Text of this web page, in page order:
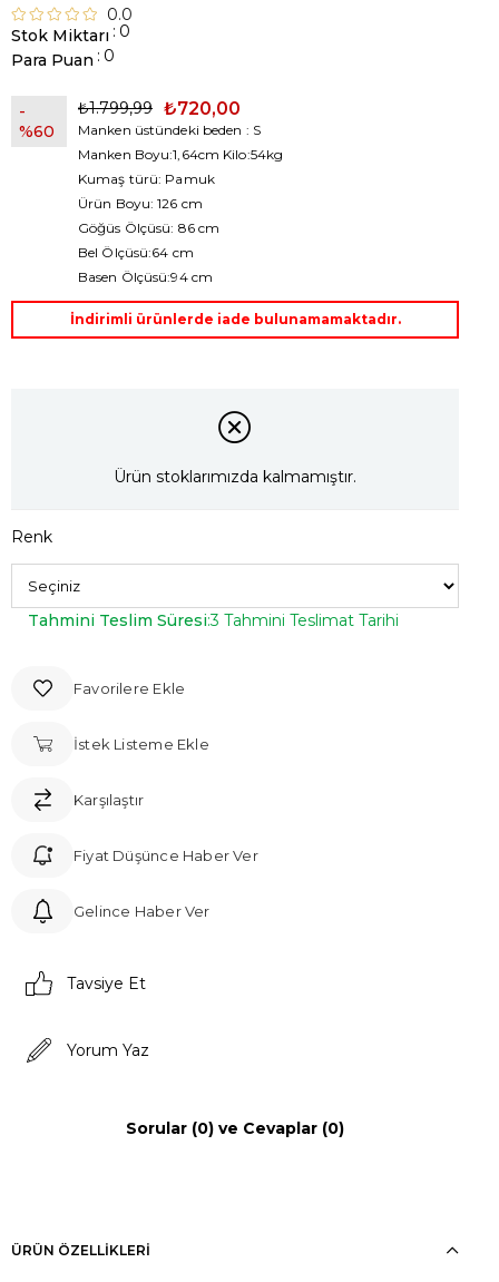
0.0
Stok Miktarı : 0
Para Puan : 0
60
₺1.799,99 ₺720,00
Manken üstündeki beden : S
Manken Boyu:1,64cm Kilo:54kg
Kumaş türü: Pamuk
Ürün Boyu: 126 cm
Göğüs Ölçüsü: 86 cm
Bel Ölçüsü:64 cm
Basen Ölçüsü:94 cm
İndirimli ürünlerde iade bulunamamaktadır.
Ürün stoklarımızda kalmamıştır.
Renk
Tahmini Teslim Süresi:3 Tahmini Teslimat Tarihi
Favorilere Ekle
İstek Listeme Ekle
Karşılaştır
Fiyat Düşünce Haber Ver
Gelince Haber Ver
Tavsiye Et
Yorum Yaz
Sorular (0) ve Cevaplar (0)
ÜRÜN ÖZELLIKLERI